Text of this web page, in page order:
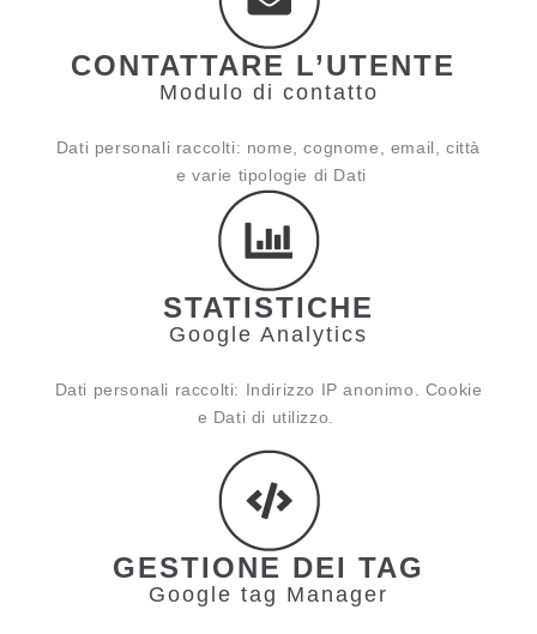
CONTATTARE L’UTENTE
Modulo di contatto
Dati personali raccolti: nome, cognome, email, città
e varie tipologie di Dati
STATISTICHE
Google Analytics
Dati personali raccolti: Indirizzo IP anonimo. Cookie
e Dati di utilizzo.
GESTIONE DEI TAG
Google tag Manager